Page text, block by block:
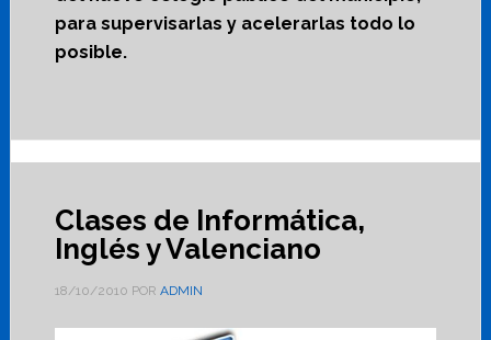
para supervisarlas y acelerarlas todo lo
posible.
Clases de Informática,
Inglés y Valenciano
18/10/2010 POR ADMIN